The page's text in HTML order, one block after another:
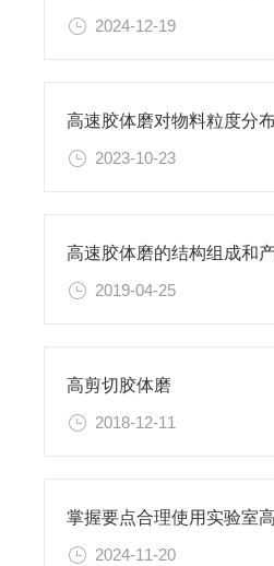
2024-12-19
2023-10-23
2019-04-25
高剪切胶体磨
2018-12-11
2024-11-20